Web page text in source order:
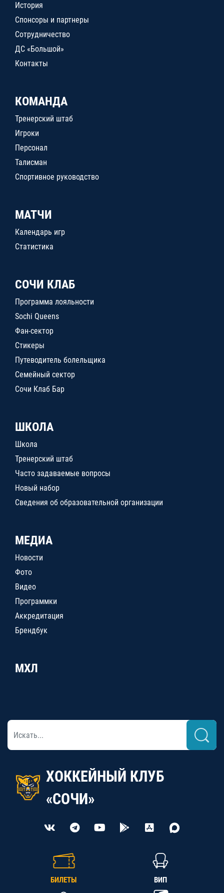
История
Спонсоры и партнеры
Сотрудничество
ДС «Большой»
Контакты
КОМАНДА
Тренерский штаб
Игроки
Персонал
Талисман
Спортивное руководство
МАТЧИ
Календарь игр
Статистика
СОЧИ КЛАБ
Программа лояльности
Sochi Queens
Фан-сектор
Стикеры
Путеводитель болельщика
Семейный сектор
Сочи Клаб Бар
ШКОЛА
Школа
Тренерский штаб
Часто задаваемые вопросы
Новый набор
Сведения об образовательной организации
МЕДИА
Новости
Фото
Видео
Программки
Аккредитация
Брендбук
МХЛ
ХОККЕЙНЫЙ КЛУБ
«СОЧИ»
БИЛЕТЫ ВИП